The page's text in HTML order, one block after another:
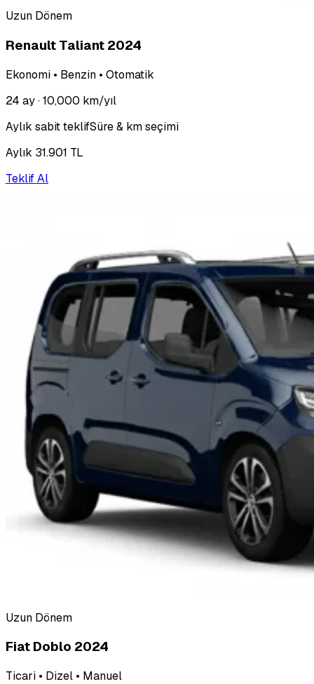
Uzun Dönem
Renault Taliant 2024
Ekonomi • Benzin • Otomatik
24 ay· 10,000 km/yıl
Aylık sabit teklifSüre & km seçimi
Aylık 31.901 TL
Teklif Al
Uzun Dönem
Fiat Doblo 2024
Ticari • Dizel • Manuel